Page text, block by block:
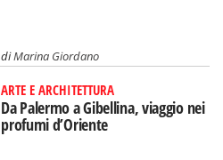
diMarina Giordano
ARTE E ARCHITETTURA
Da Palermo a Gibellina, viaggio nei
profumi d’Oriente